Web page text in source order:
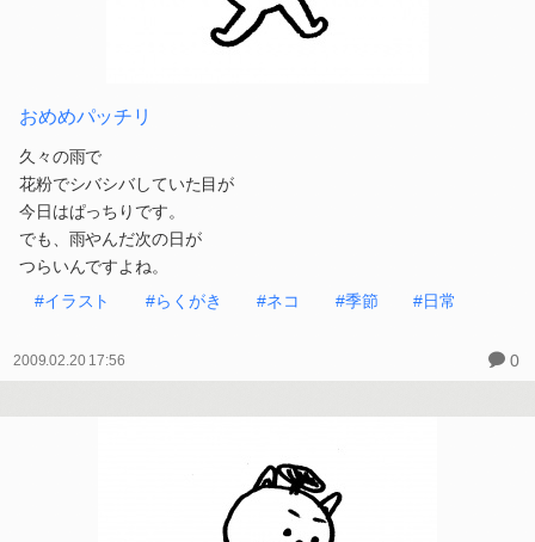
おめめパッチリ
久々の雨で
花粉でシバシバしていた目が
今日はぱっちりです。
でも、雨やんだ次の日が
つらいんですよね。
#イラスト
#らくがき #ネコ #季節 #日常
2009.02.20 17:56 0